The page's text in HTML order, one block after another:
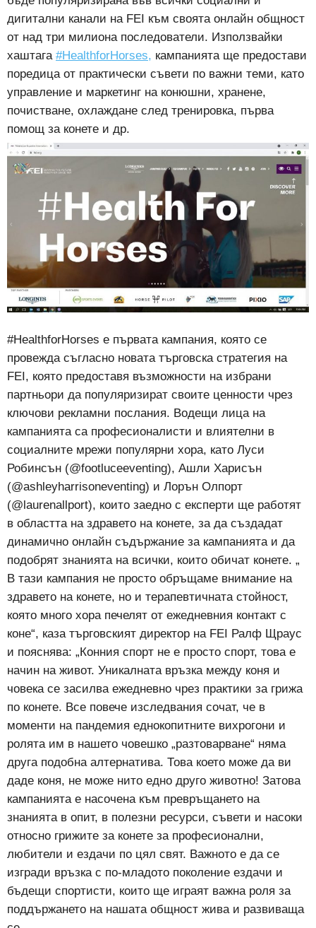
дигитални канали на FEI към своята онлайн общност
от над три милиона последователи. Използвайки
хаштага #HealthforHorses, кампанията ще предостави
поредица от практически съвети по важни теми, като
управление и маркетинг на конюшни, хранене,
почистване, охлаждане след тренировка, първа
помощ за конете и др.
#HealthforHorses е първата кампания, която се
провежда съгласно новата търговска стратегия на
FEI, която предоставя възможности на избрани
партньори да популяризират своите ценности чрез
ключови рекламни послания. Водещи лица на
кампанията са професионалисти и влиятелни в
социалните мрежи популярни хора, като Луси
Робинсън (@footluceeventing), Ашли Харисън
(@ashleyharrisoneventing) и Лорън Олпорт
(@laurenallport), които заедно с експерти ще работят
в областта на здравето на конете, за да създадат
динамично онлайн съдържание за кампанията и да
подобрят знанията на всички, които обичат конете. „
В тази кампания не просто обръщаме внимание на
здравето на конете, но и терапевтичната стойност,
която много хора печелят от ежедневния контакт с
коне“, каза търговският директор на FEI Ралф Щраус
и пояснява: „Конния спорт не е просто спорт, това е
начин на живот. Уникалната връзка между коня и
човека се засилва ежедневно чрез практики за грижа
по конете. Все повече изследвания сочат, че в
моменти на пандемия еднокопитните вихрогони и
ролята им в нашето човешко „разтоварване“ няма
друга подобна алтернатива. Това което може да ви
даде коня, не може нито едно друго животно! Затова
кампанията е насочена към превръщането на
знанията в опит, в полезни ресурси, съвети и насоки
относно грижите за конете за професионални,
любители и ездачи по цял свят. Важното е да се
изгради връзка с по-младото поколение ездачи и
бъдещи спортисти, които ще играят важна роля за
поддържането на нашата общност жива и развиваща